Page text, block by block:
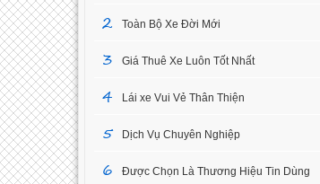
2 Toàn Bộ Xe Đời Mới
3 Giá Thuê Xe Luôn Tốt Nhất
4 Lái xe Vui Vẻ Thân Thiện
5 Dịch Vụ Chuyên Nghiệp
6 Được Chọn Là Thương Hiệu Tin Dùng